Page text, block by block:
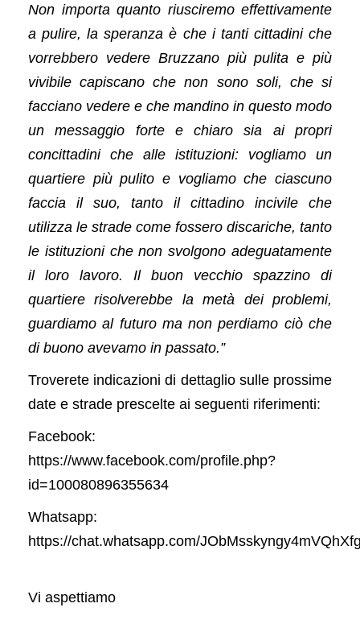
Non importa quanto riusciremo effettivamente
a pulire, la speranza è che i tanti cittadini che
vorrebbero vedere Bruzzano più pulita e più
vivibile capiscano che non sono soli, che si
facciano vedere e che mandino in questo modo
un messaggio forte e chiaro sia ai propri
concittadini che alle istituzioni: vogliamo un
quartiere più pulito e vogliamo che ciascuno
faccia il suo, tanto il cittadino incivile che
utilizza le strade come fossero discariche, tanto
le istituzioni che non svolgono adeguatamente
il loro lavoro. Il buon vecchio spazzino di
quartiere risolverebbe la metà dei problemi,
guardiamo al futuro ma non perdiamo ciò che
di buono avevamo in passato.”
Troverete indicazioni di dettaglio sulle prossime
date e strade prescelte ai seguenti riferimenti:
Facebook:
https://www.facebook.com/profile.php?
id=100080896355634
Whatsapp:
https://chat.whatsapp.com/
Vi aspettiamo